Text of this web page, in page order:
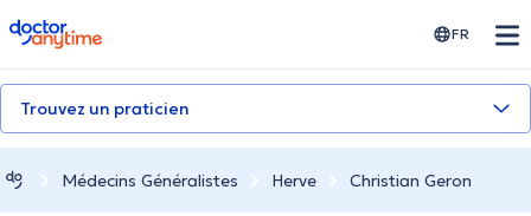
doctoranytime FR
Trouvez un praticien
Médecins Généralistes Herve Christian Geron